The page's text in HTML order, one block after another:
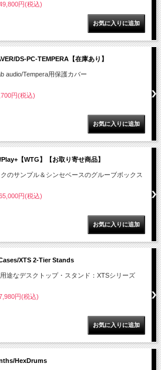
円(税込)
DS-PC-TEMPERA【在庫あり】
audio/Tempera用保護カバー
円(税込)
【WTG】【お取り寄せ商品】
のサンプル＆シンセベースのグルーブボックス
円(税込)
XTS 2-Tier Stands
途なデスクトップ・スタンド：XTSシリーズ
円(税込)
HexDrums